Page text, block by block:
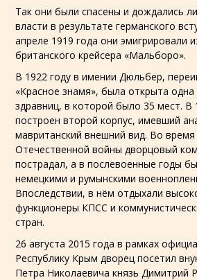
Так они были спасены и дождались
власти в результате германского
апреле 1919 года они эмигрировали
британского крейсера «Мальборо».
В 1922 году в имении Дюльбер,
«Красное знамя», была открыта
здравниц, в которой было 35 мест. В
построен второй корпус, имевший
мавританский внешний вид. Во время
Отечественной войны дворцовый
пострадал, а в послевоенные годы
немецкими ирумынскими
Впоследствии, в нём отдыхали
функционеры КПСС и
стран.
26 августа 2015 года в рамках
Республику Крым дворец посетил
Петра Николаевича князь Димитрий